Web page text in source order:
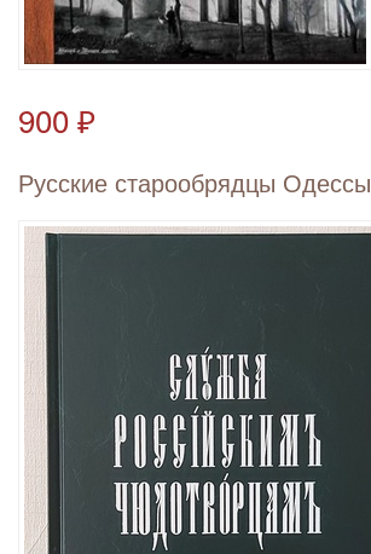
900 ₽
Русские старообрядцы Одессы